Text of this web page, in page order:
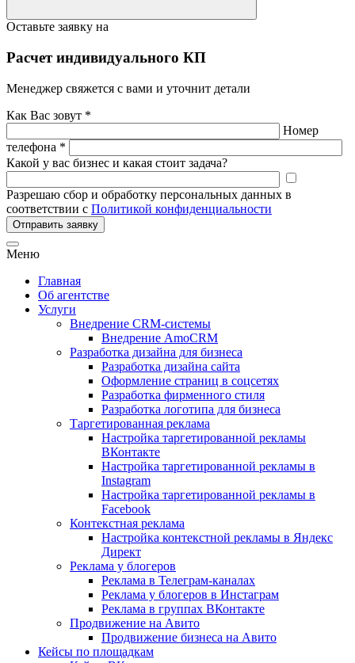
Оставьте заявку на
Расчет индивидуального КП
Менеджер свяжется с вами и уточнит детали
Как Вас зовут *
Номер
телефона *
Какой у вас бизнес и какая стоит задача?
Разрешаю сбор и обработку персональных данных в
соответствии с Политикой конфиденциальности
Отправить заявку
Меню
Главная
Об агентстве
Услуги
Внедрение CRM-системы
Внедрение AmoCRM
Разработка дизайна для бизнеса
Разработка дизайна сайта
Оформление страниц в соцсетях
Разработка фирменного стиля
Разработка логотипа для бизнеса
Таргетированная реклама
Настройка таргетированной рекламы
ВКонтакте
Настройка таргетированной рекламы в
Instagram
Настройка таргетированной рекламы в
Facebook
Контекстная реклама
Настройка контекстной рекламы в Яндекс
Директ
Реклама у блогеров
Реклама в Телеграм-каналах
Реклама у блогеров в Инстаграм
Реклама в группах ВКонтакте
Продвижение на Авито
Продвижение бизнеса на Авито
Кейсы по площадкам